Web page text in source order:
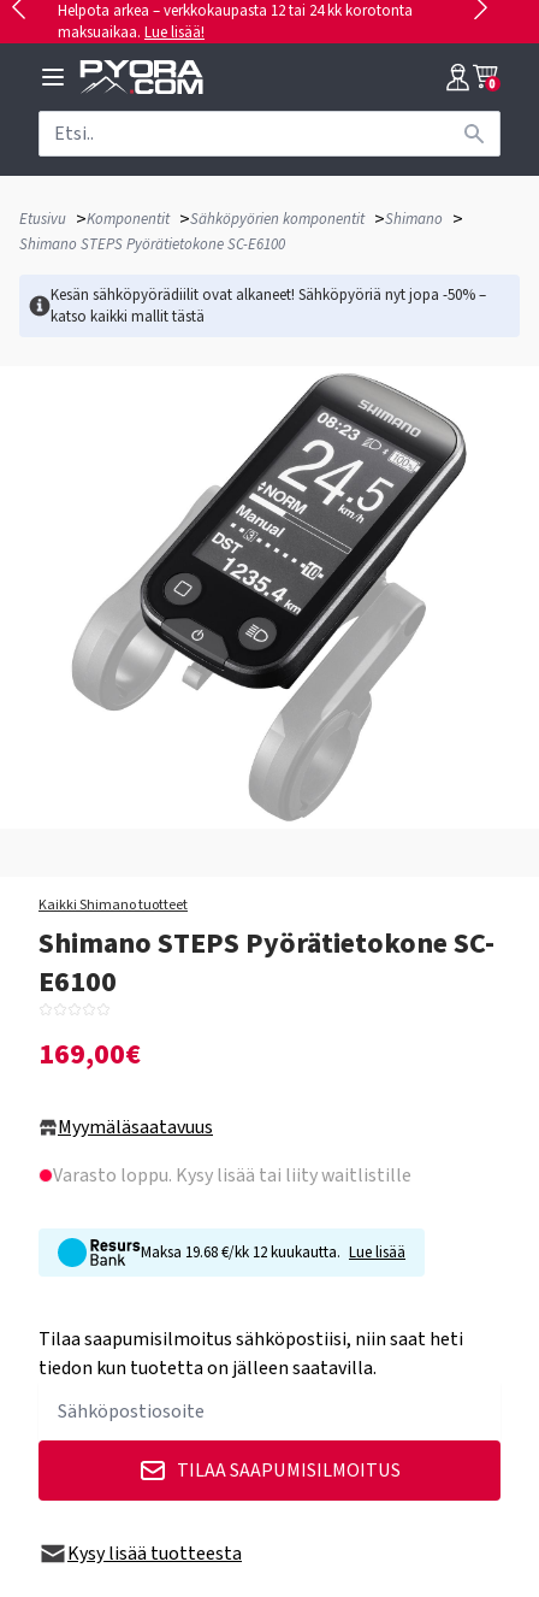
Helpota arkea – verkkokaupasta 12 tai 24 kk korotonta
maksuaikaa. Lue lisää!
0
Etusivu >Komponentit >Sähköpyörien komponentit >Shimano >
Shimano STEPS Pyörätietokone SC-E6100
Kesän sähköpyörädiilit ovat alkaneet! Sähköpyöriä nyt jopa -50% –
katso kaikki mallittästä
Kaikki Shimano tuotteet
Shimano STEPS Pyörätietokone SC-
E6100
169,00€
Myymäläsaatavuus
Varasto loppu. Kysy lisää tai liity waitlistille
Maksa 19.68 €/kk 12 kuukautta. Lue lisää
Tilaa saapumisilmoitus sähköpostiisi, niin saat heti
tiedon kun tuotetta on jälleen saatavilla.
TILAA SAAPUMISILMOITUS
Kysy lisää tuotteesta